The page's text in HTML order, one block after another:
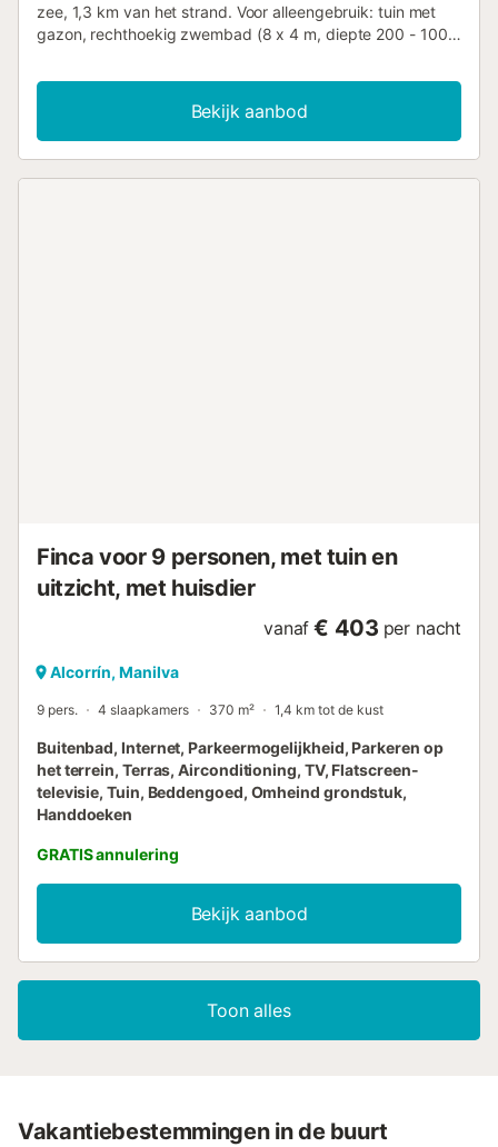
zee, 1,3 km van het strand. Voor alleengebruik: tuin met
gazon, rechthoekig zwembad (8 x 4 m, diepte 200 - 100
31.Dec.) met interne treden en zout elektolyzer systeem.
Parkeerplaats op de grond. Supermarkt 4,8 km,
winkelcentrum 10,5 km, restaurant 1,6 km, café 600 m,
bushalte "Duquesa West" 6 km, treinstation "Algeciras"
Bekijk aanbod
Finca voor 9 personen, met tuin en
uitzicht, met huisdier
vanaf € 403 per nacht
Alcorrín, Manilva
9 pers. 4 slaapkamers 370 m² 1,4 km tot de kust
Buitenbad, Internet, Parkeermogelijkheid, Parkeren op
het terrein, Terras, Airconditioning, TV, Flatscreen-
televisie, Tuin, Beddengoed, Omheind grondstuk,
Handdoeken
GRATIS annulering
Bekijk aanbod
Toon alles
Vakantiebestemmingen in de buurt